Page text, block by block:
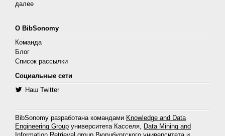
далее
О BibSonomy
Команда
Блог
Список рассылки
Социальные сети
Наш Twitter
BibSonomy разработана командами Knowledge and Data
Engineering Group университета Касселя, Data Mining and